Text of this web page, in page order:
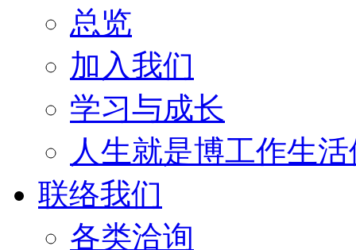
总览
加入我们
学习与成长
人生就是博工作生
联络我们
各类洽询